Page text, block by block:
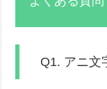
Q1. アニ文